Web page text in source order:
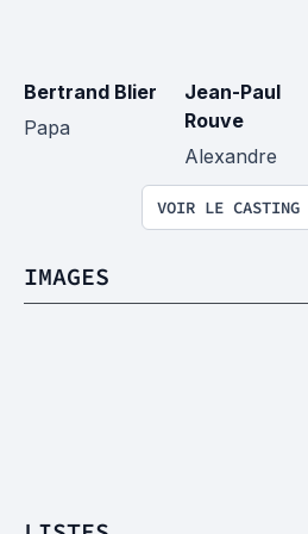
Bertrand Blier
Papa
Jean-Paul
Rouve
Alexandre
VOIR LE CASTING
IMAGES